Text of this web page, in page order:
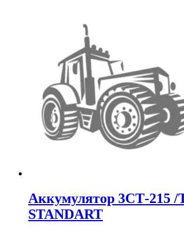
Аккумулятор 3СТ-215
STANDART